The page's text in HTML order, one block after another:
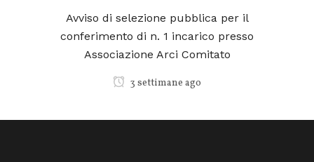
Avviso di selezione pubblica per il
conferimento di n. 1 incarico presso
Associazione Arci Comitato
3 settimane ago